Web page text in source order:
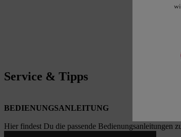
Service & Tipps
BEDIENUNGSANLEITUNG
Hier findest Du die passende Bedienungsanleitungen